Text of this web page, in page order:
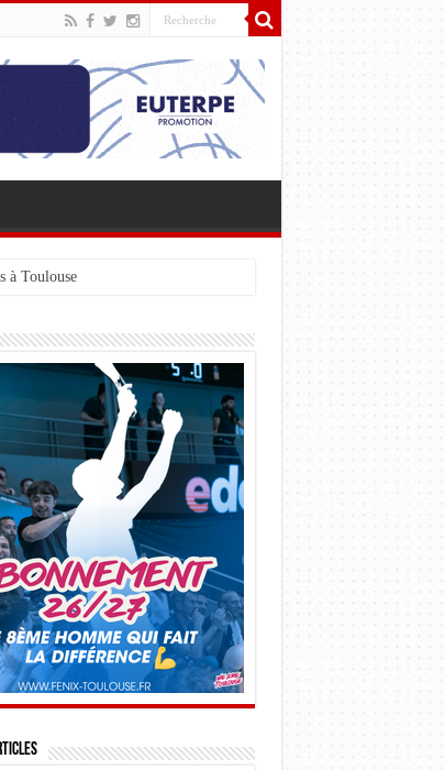
à Toulouse